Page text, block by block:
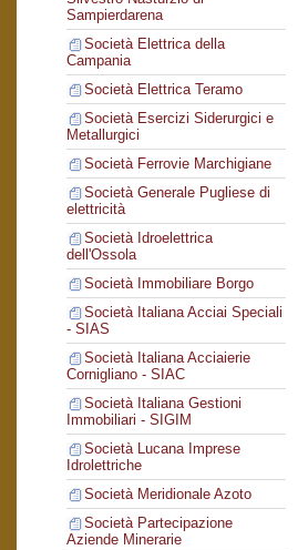
Sampierdarena
Società Elettrica della
Campania
Società Elettrica Teramo
Società Esercizi Siderurgici e
Metallurgici
Società Ferrovie Marchigiane
Società Generale Pugliese di
elettricità
Società Idroelettrica
dell'Ossola
Società Immobiliare Borgo
Società Italiana Acciai Speciali
- SIAS
Società Italiana Acciaierie
Cornigliano - SIAC
Società Italiana Gestioni
Immobiliari - SIGIM
Società Lucana Imprese
Idrolettriche
Società Meridionale Azoto
Società Partecipazione
Aziende Minerarie